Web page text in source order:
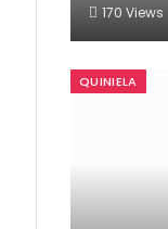
170 Views
QUINIELA